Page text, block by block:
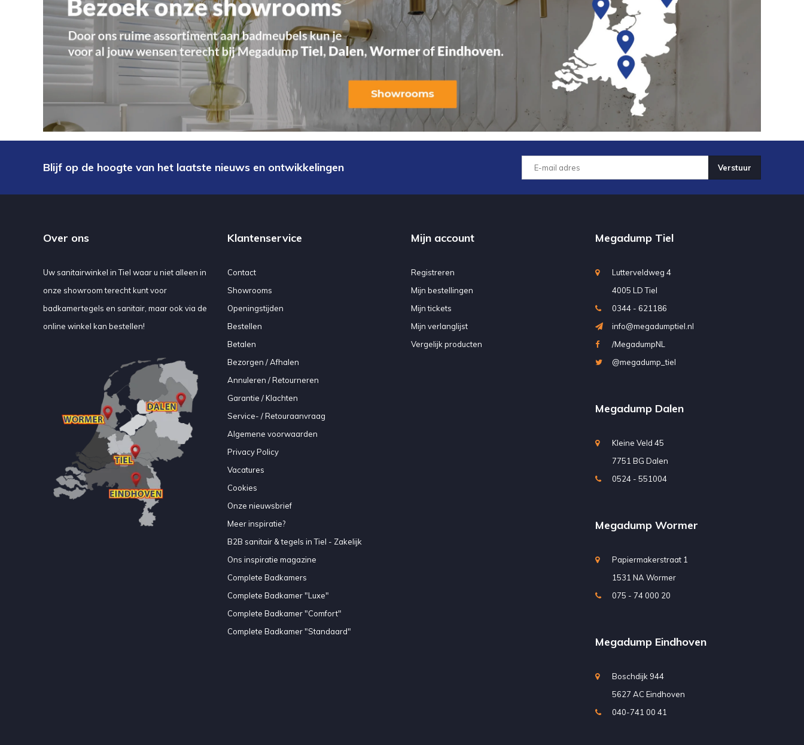
Blijf op de hoogte van het laatste nieuws en ontwikkelingen Verstuur
Over ons
Uw sanitairwinkel in Tiel waar u niet alleen in
onze showroom terecht kunt voor
badkamertegels en sanitair, maar ook via de
online winkel kan bestellen!
Klantenservice
Contact
Showrooms
Openingstijden
Bestellen
Betalen
Bezorgen / Afhalen
Annuleren / Retourneren
Garantie / Klachten
Service- / Retouraanvraag
Algemene voorwaarden
Privacy Policy
Vacatures
Cookies
Onze nieuwsbrief
Meer inspiratie?
B2B sanitair & tegels in Tiel - Zakelijk
Ons inspiratie magazine
Complete Badkamers
Complete Badkamer "Luxe"
Complete Badkamer "Comfort"
Complete Badkamer "Standaard"
Mijn account
Registreren
Mijn bestellingen
Mijn tickets
Mijn verlanglijst
Vergelijk producten
Megadump Tiel
Lutterveldweg 4
4005 LD Tiel
0344 - 621186
info@megadumptiel.nl
/MegadumpNL
@megadump_tiel
Megadump Dalen
Kleine Veld 45
7751 BG Dalen
0524 - 551004
Megadump Wormer
Papiermakerstraat 1
1531 NA Wormer
075 - 74 000 20
Megadump Eindhoven
Boschdijk 944
5627 AC Eindhoven
040-741 00 41